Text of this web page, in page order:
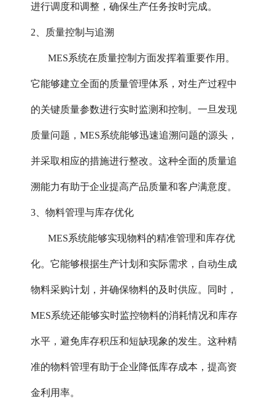
进行调度和调整，确保生产任务按时完成。
2、质量控制与追溯‌
MES系统在质量控制方面发挥着重要作用。
它能够建立全面的质量管理体系，对生产过程中
的关键质量参数进行实时监测和控制。一旦发现
质量问题，MES系统能够迅速追溯问题的源头，
并采取相应的措施进行整改。这种全面的质量追
溯能力有助于企业提高产品质量和客户满意度。
3、物料管理与库存优化‌
MES系统能够实现物料的精准管理和库存优
化。它能够根据生产计划和实际需求，自动生成
物料采购计划，并确保物料的及时供应。同时，
MES系统还能够实时监控物料的消耗情况和库存
水平，避免库存积压和短缺现象的发生。这种精
准的物料管理有助于企业降低库存成本，提高资
金利用率。